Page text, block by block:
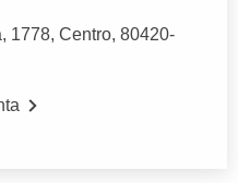
1778, Centro, 80420-